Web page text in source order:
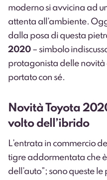
moderno si avvicina ad
attenta all’ambiente.
dalla posa di questa
2020 – simbolo
protagonista delle novità
portato con sé.
Novità Toyota
volto dell’ibrido
L’entrata in commercio
tigre addormentata che
dell’auto”; sono queste